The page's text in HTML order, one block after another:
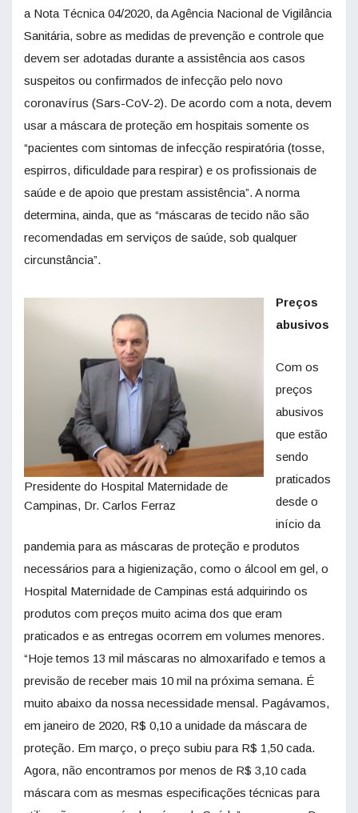
a Nota Técnica 04/2020, da Agência Nacional de Vigilância
Sanitária, sobre as medidas de prevenção e controle que
devem ser adotadas durante a assistência aos casos
suspeitos ou confirmados de infecção pelo novo
coronavírus (Sars-CoV-2). De acordo com a nota, devem
usar a máscara de proteção em hospitais somente os
“pacientes com sintomas de infecção respiratória (tosse,
espirros, dificuldade para respirar) e os profissionais de
saúde e de apoio que prestam assistência”. A norma
determina, ainda, que as “máscaras de tecido não são
recomendadas em serviços de saúde, sob qualquer
circunstância”.
Presidente do Hospital Maternidade de
Campinas, Dr. Carlos Ferraz
Preços
abusivos
Com os
preços
abusivos
que estão
sendo
praticados
desde o
início da
pandemia para as máscaras de proteção e produtos
necessários para a higienização, como o álcool em gel, o
Hospital Maternidade de Campinas está adquirindo os
produtos com preços muito acima dos que eram
praticados e as entregas ocorrem em volumes menores.
“Hoje temos 13 mil máscaras no almoxarifado e temos a
previsão de receber mais 10 mil na próxima semana. É
muito abaixo da nossa necessidade mensal. Pagávamos,
em janeiro de 2020, R$ 0,10 a unidade da máscara de
proteção. Em março, o preço subiu para R$ 1,50 cada.
Agora, não encontramos por menos de R$ 3,10 cada
máscara com as mesmas especificações técnicas para